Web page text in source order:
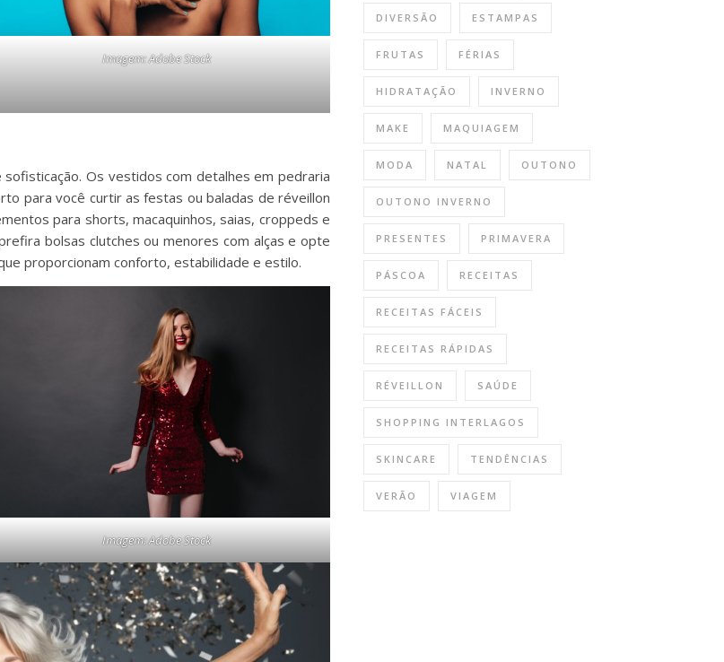
Imagem: Adobe Stock
Os vestidos com detalhes em pedraria
para você curtir as festas ou baladas de réveillon
para shorts, macaquinhos, saias, croppeds e
bolsas clutches ou menores com alças e opte
proporcionam conforto, estabilidade e estilo.
Imagem: Adobe Stock
DIVERSÃO ESTAMPAS
FRUTAS FÉRIAS
HIDRATAÇÃO INVERNO
MAKE MAQUIAGEM
MODA NATAL OUTONO
OUTONO INVERNO
PRESENTES PRIMAVERA
PÁSCOA RECEITAS
RECEITAS FÁCEIS
RECEITAS RÁPIDAS
RÉVEILLON SAÚDE
SHOPPING INTERLAGOS
SKINCARE TENDÊNCIAS
VERÃO VIAGEM